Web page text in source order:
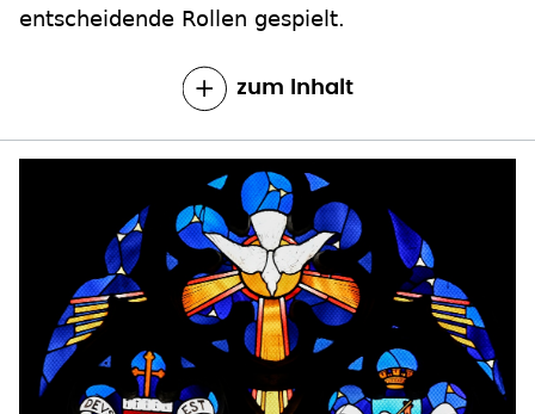
entscheidende Rollen gespielt.
zum Inhalt